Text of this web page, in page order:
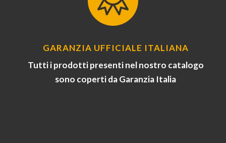
GARANZIA UFFICIALE ITALIANA
Tutti i prodotti presenti nel nostro catalogo
sono coperti da Garanzia Italia